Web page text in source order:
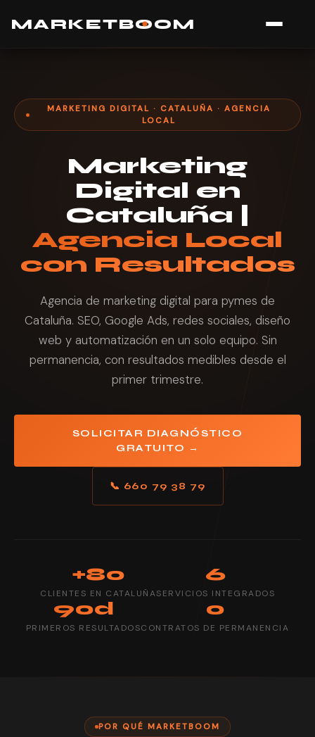
MARK ETBOOM
MARKETING DIGITAL · CATALUÑA · AGENCIA
LOCAL
Marketing
Digital en
Cataluña |
Agencia Local
con Resultados
Agencia de marketing digital para pymes de
Cataluña. SEO, Google Ads, redes sociales, diseño
web y automatización en un solo equipo. Sin
permanencia, con resultados medibles desde el
primer trimestre.
SOLICITAR DIAGNÓSTICO
GRATUITO →
📞 660 79 38 79
+80
CLIENTES EN CATALUÑA
6
SERVICIOS INTEGRADOS
90d
PRIMEROS RESULTADOS
0
CONTRATOS DE PERMANENCIA
POR QUÉ MARKETBOOM